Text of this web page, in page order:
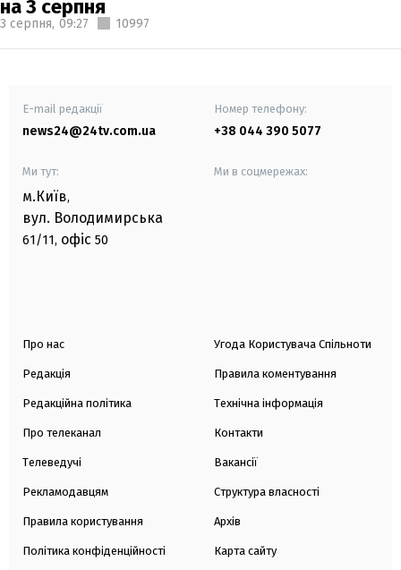
на 3 серпня
3 серпня, 09:27 10997
E-mail редакції
news24@24tv.com.ua
Номер телефону:
+38 044 390 5077
Ми тут:
м.Київ,
вул. Володимирська
61/11, офіс 50
Ми в соцмережах:
Про нас
Редакція
Редакційна політика
Про телеканал
Телеведучі
Рекламодавцям
Правила користування
Політика конфіденційності
Угода Користувача Спільноти
Правила коментування
Технічна інформація
Контакти
Вакансії
Структура власності
Архів
Карта сайту